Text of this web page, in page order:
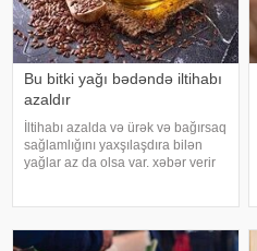
Bu bitki yağı bədəndə iltihabı
azaldır
İltihabı azalda və ürək və bağırsaq
sağlamlığını yaxşılaşdıra bilən
yağlar az da olsa var. xəbər verir
preslənmiş kətan toxumlarında